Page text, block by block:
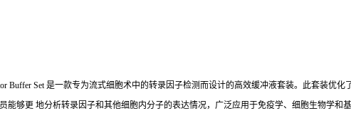
Buffer Set 是一款专为流式细胞术中的转录因子检测而设计的高效缓冲液套装。此套装
能够更 地分析转录因子和其他细胞内分子的表达情况，广泛应用于免疫学、细胞生物学和基